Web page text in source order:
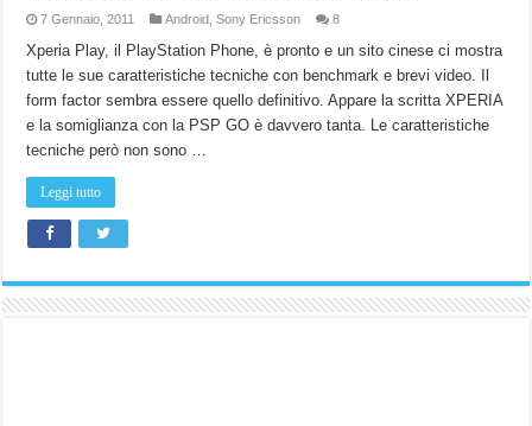
7 Gennaio, 2011 Android ,Sony Ericsson 8
Xperia Play, il PlayStation Phone, è pronto e un sito cinese ci mostra
tutte le sue caratteristiche tecniche con benchmark e brevi video. Il
form factor sembra essere quello definitivo. Appare la scritta XPERIA
e la somiglianza con la PSP GO è davvero tanta. Le caratteristiche
tecniche però non sono …
Leggi tutto